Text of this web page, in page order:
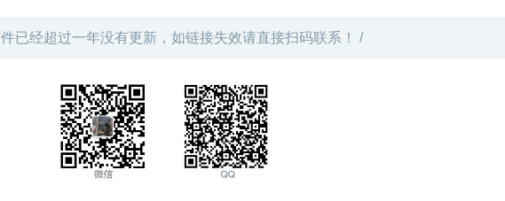
已经超过一年没有更新，如链接失效请直接扫码联系！ /